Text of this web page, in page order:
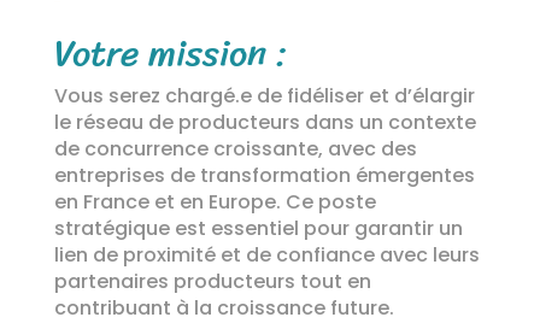
Votre mission :
Vous serez chargé.e de fidéliser et d’élargir
le réseau de producteurs dans un contexte
de concurrence croissante, avec des
entreprises de transformation émergentes
en France et en Europe. Ce poste
stratégique est essentiel pour garantir un
lien de proximité et de confiance avec leurs
partenaires producteurs tout en
contribuant à la croissance future.